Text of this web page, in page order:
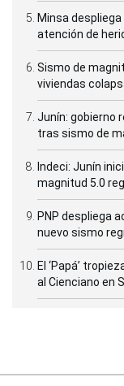
Minsa
atención de
Sismo de
viviendas
Junín: gobierno
tras sismo de
Indeci: Junín
magnitud 5.0
PNP despliega
nuevo sismo
El ‘Papá’
al Cienciano en